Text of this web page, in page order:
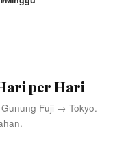
per Hari
Fuji → Tokyo.